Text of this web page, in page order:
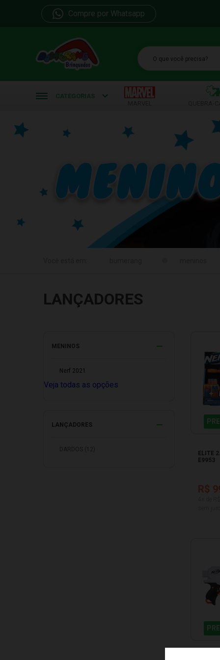
Compre por Whatsapp
CATEGORIAS
LANÇADORES
MENINOS
Nerf 2021
Veja todas as opções
LANÇADORES
ELITE
E9953
R$